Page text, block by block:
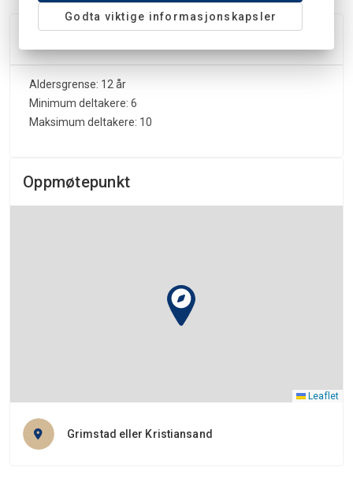
Aldersgrense: 12 år
Minimum deltakere: 6
Maksimum deltakere: 10
Oppmøtepunkt
Leaflet
Grimstad eller Kristiansand
Godta viktige informasjonskapsler